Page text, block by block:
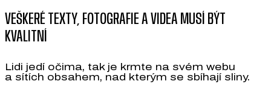
VEŠKERÉ TEXTY, FOTOGRAFIE A VIDEA MUSÍ BÝT
KVALITNÍ
Lidi jedí očima, tak je krmte na svém webu
a sítích obsahem, nad kterým se sbíhají sliny.